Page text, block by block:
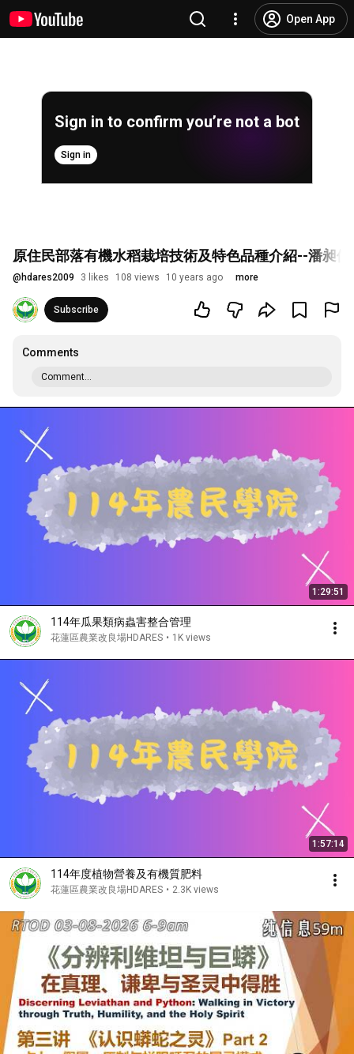
Open App
Sign in to confirm you’re not a bot
Sign in
原住民部落有機水稻栽培技術及特色品種介紹--潘昶儒
@ hdares2009 3 likes 108 views 10 years ago more
Subscribe
Comments
Comment...
1:29:51
114年瓜果類病蟲害整合管理
花蓮區農業改良場HDARES • 1K views
1:57:14
114年度植物營養及有機質肥料
花蓮區農業改良場HDARES • 2.3K views